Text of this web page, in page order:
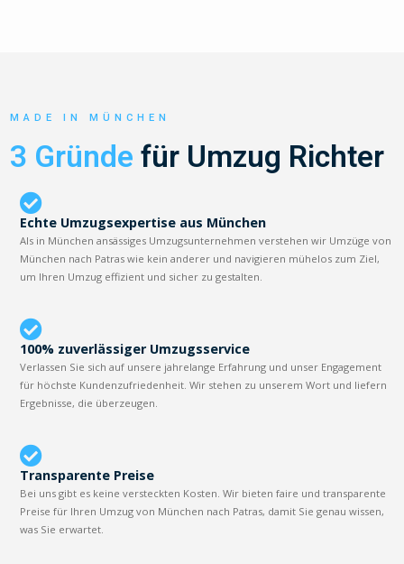
MADE IN MÜNCHEN
3 Gründe für Umzug Richter
Echte Umzugsexpertise aus München
Als in München ansässiges Umzugsunternehmen verstehen wir Umzüge von
München nach Patras wie kein anderer und navigieren mühelos zum Ziel,
um Ihren Umzug effizient und sicher zu gestalten.
100% zuverlässiger Umzugsservice
Verlassen Sie sich auf unsere jahrelange Erfahrung und unser Engagement
für höchste Kundenzufriedenheit. Wir stehen zu unserem Wort und liefern
Ergebnisse, die überzeugen.
Transparente Preise
Bei uns gibt es keine versteckten Kosten. Wir bieten faire und transparente
Preise für Ihren Umzug von München nach Patras, damit Sie genau wissen,
was Sie erwartet.